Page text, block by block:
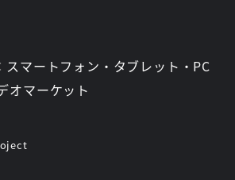
スマートフォン・タブレット・PC
オマーケット